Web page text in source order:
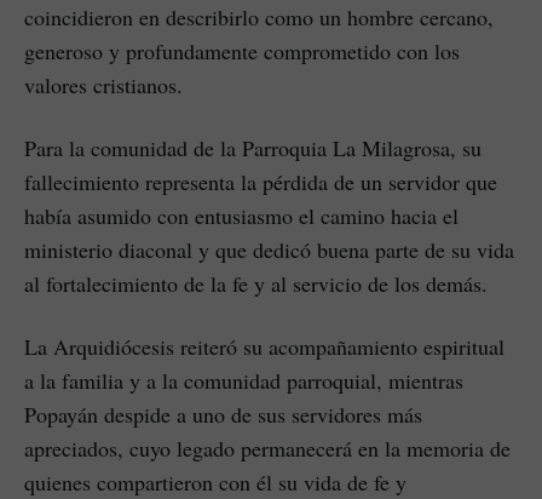
coincidieron en describirlo como un hombre cercano,
generoso y profundamente comprometido con los
valores cristianos.
Para la comunidad de la Parroquia La Milagrosa, su
fallecimiento representa la pérdida de un servidor que
había asumido con entusiasmo el camino hacia el
ministerio diaconal y que dedicó buena parte de su vida
al fortalecimiento de la fe y al servicio de los demás.
La Arquidiócesis reiteró su acompañamiento espiritual
a la familia y a la comunidad parroquial, mientras
Popayán despide a uno de sus servidores más
apreciados, cuyo legado permanecerá en la memoria de
quienes compartieron con él su vida de fe y